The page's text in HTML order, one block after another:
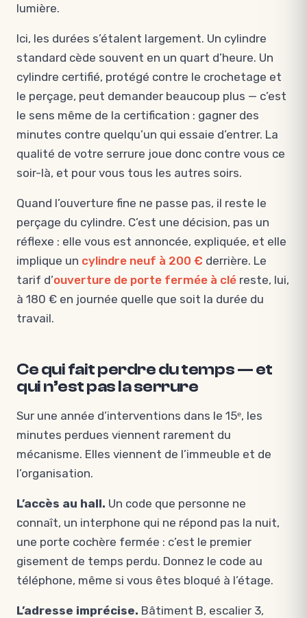
lumière.
Ici, les durées s’étalent largement. Un cylindre
standard cède souvent en un quart d’heure. Un
cylindre certifié, protégé contre le crochetage et
le perçage, peut demander beaucoup plus — c’est
le sens même de la certification : gagner des
minutes contre quelqu’un qui essaie d’entrer. La
qualité de votre serrure joue donc contre vous ce
soir-là, et pour vous tous les autres soirs.
Quand l’ouverture fine ne passe pas, il reste le
perçage du cylindre. C’est une décision, pas un
réflexe : elle vous est annoncée, expliquée, et elle
implique un cylindre neuf à 200 € derrière. Le
tarif d’ouverture de porte fermée à clé reste, lui,
à 180 € en journée quelle que soit la durée du
travail.
Ce qui fait perdre du temps — et
qui n’est pas la serrure
Sur une année d’interventions dans le 15ᵉ, les
minutes perdues viennent rarement du
mécanisme. Elles viennent de l’immeuble et de
l’organisation.
L’accès au hall. Un code que personne ne
connaît, un interphone qui ne répond pas la nuit,
une porte cochère fermée : c’est le premier
gisement de temps perdu. Donnez le code au
téléphone, même si vous êtes bloqué à l’étage.
L’adresse imprécise. Bâtiment B, escalier 3,